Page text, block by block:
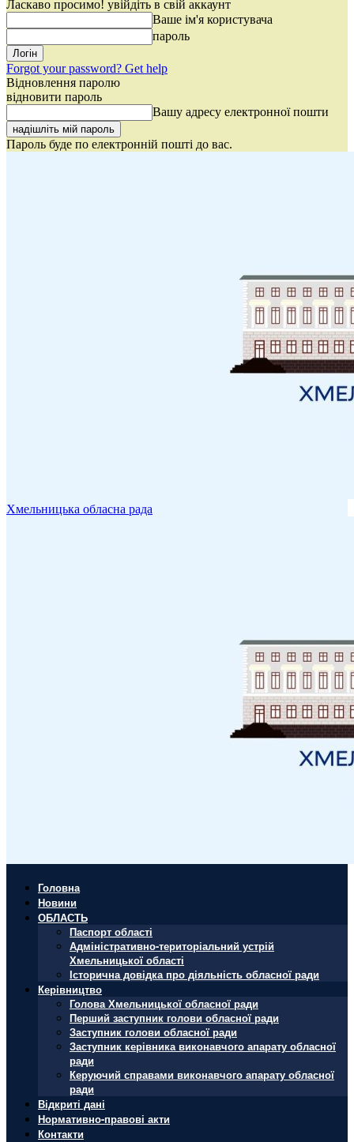
Ласкаво просимо! увійдіть в свій аккаунт
Ваше ім'я користувача
пароль
Forgot your password? Get help
Відновлення паролю
відновити пароль
Вашу адресу електронної пошти
Пароль буде по електронній пошті до вас.
Хмельницька обласна рада
Головна
Новини
ОБЛАСТЬ
Паспорт області
Адміністративно-територіальний устрій
Хмельницької області
Історична довідка про діяльність обласної ради
Керівництво
Голова Хмельницької обласної ради
Перший заступник голови обласної ради
Заступник голови обласної ради
Заступник керівника виконавчого апарату обласної
ради
Керуючий справами виконавчого апарату обласної
ради
Відкриті дані
Нормативно-правові акти
Контакти